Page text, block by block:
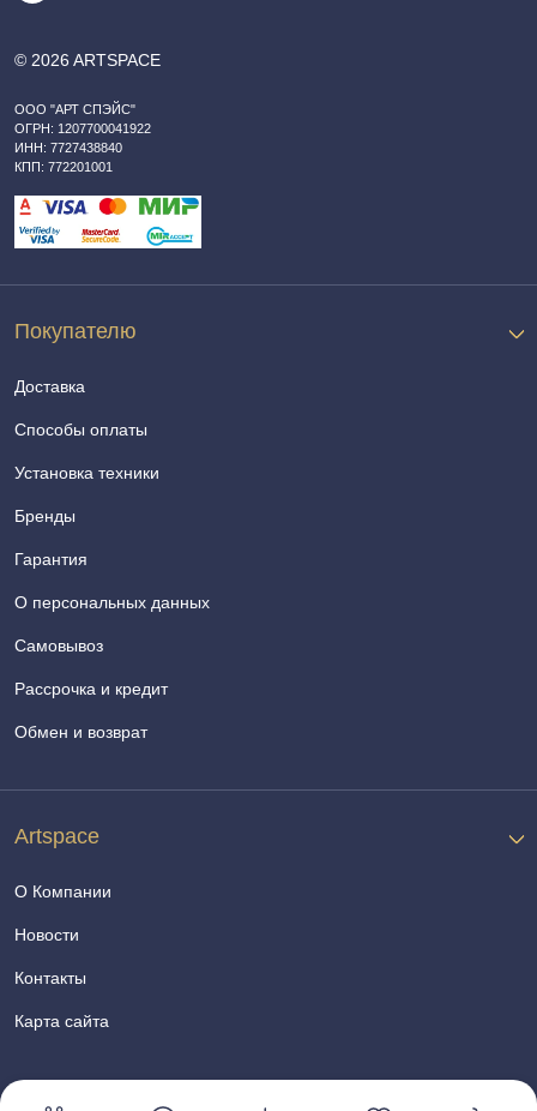
© 2026 ARTSPACE
ООО "АРТ СПЭЙС"
ОГРН: 1207700041922
ИНН: 7727438840
КПП: 772201001
Покупателю
Доставка
Способы оплаты
Установка техники
Бренды
Гарантия
О персональных данных
Самовывоз
Рассрочка и кредит
Обмен и возврат
Artspace
О Компании
Новости
Контакты
Карта сайта